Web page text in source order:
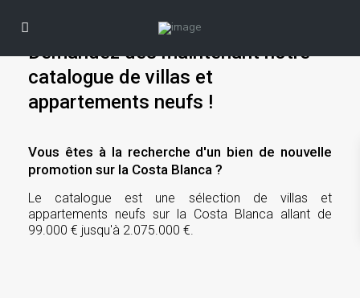
Demandez dès maintenant notre
catalogue de villas et
appartements neufs !
Vous êtes à la recherche d'un bien de nouvelle
promotion sur la Costa Blanca ?
Le catalogue est une sélection de villas et
appartements neufs sur la Costa Blanca allant de
99.000 € jusqu'à 2.075.000 €.